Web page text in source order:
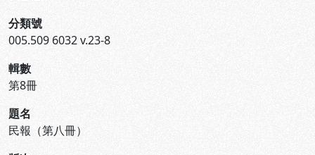
分類號
005.509 6032 v.23-8
輯數
第8冊
題名
民報（第八冊）